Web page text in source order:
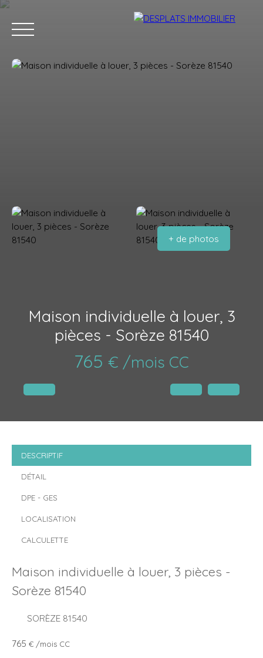
+ de photos
Maison individuelle à louer, 3
pièces - Sorèze 81540
765 € /mois CC
DESCRIPTIF
DÉTAIL
DPE - GES
LOCALISATION
CALCULETTE
Maison individuelle à louer, 3 pièces -
Sorèze 81540
SORÈZE 81540
765 € /mois CC